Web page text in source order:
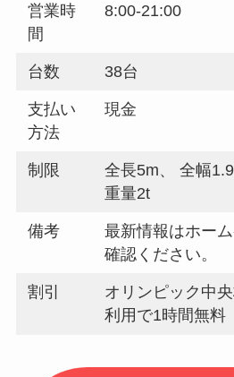
営業時
間
8:00-21:00
台数 38台
支払い
方法
現金
制限
全長5m、 全幅
重量2t
備考
最新情報はホー
確認ください。
割引
オリンピック中央
利用で1時間無料